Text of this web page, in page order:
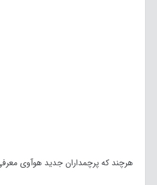
هرچند که پرچمداران جدید هوآوی معرفی شده‌اند،